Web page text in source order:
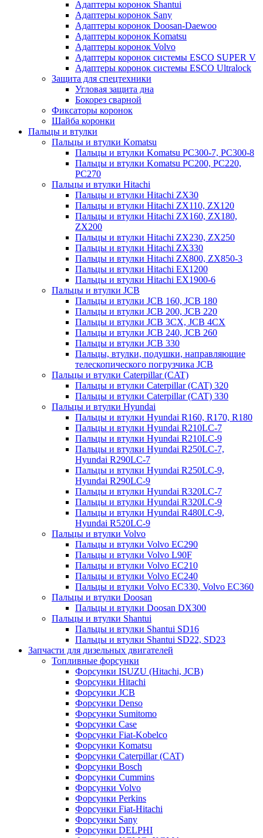
Адаптеры коронок Shantui
Адаптеры коронок Sany
Адаптеры коронок Doosan-Daewoo
Адаптеры коронок Komatsu
Адаптеры коронок Volvo
Адаптеры коронок системы ESCO SUPER V
Адаптеры коронок системы ESCO Ultralock
Защита для спецтехники
Угловая защита дна
Бокорез сварной
Фиксаторы коронок
Шайба коронки
Пальцы и втулки
Пальцы и втулки Komatsu
Пальцы и втулки Komatsu PC300-7, PC300-8
Пальцы и втулки Komatsu PC200, PC220,
PC270
Пальцы и втулки Hitachi
Пальцы и втулки Hitachi ZX30
Пальцы и втулки Hitachi ZX110, ZX120
Пальцы и втулки Hitachi ZX160, ZX180,
ZX200
Пальцы и втулки Hitachi ZX230, ZX250
Пальцы и втулки Hitachi ZX330
Пальцы и втулки Hitachi ZX800, ZX850-3
Пальцы и втулки Hitachi EX1200
Пальцы и втулки Hitachi EX1900-6
Пальцы и втулки JCB
Пальцы и втулки JCB 160, JCB 180
Пальцы и втулки JCB 200, JCB 220
Пальцы и втулки JCB 3CX, JCB 4CX
Пальцы и втулки JCB 240, JCB 260
Пальцы и втулки JCB 330
Пальцы, втулки, подушки, направляющие
телескопического погрузчика JCB
Пальцы и втулки Caterpillar (CAT)
Пальцы и втулки Caterpillar (CAT) 320
Пальцы и втулки Caterpillar (CAT) 330
Пальцы и втулки Hyundai
Пальцы и втулки Hyundai R160, R170, R180
Пальцы и втулки Hyundai R210LC-7
Пальцы и втулки Hyundai R210LC-9
Пальцы и втулки Hyundai R250LC-7,
Hyundai R290LC-7
Пальцы и втулки Hyundai R250LC-9,
Hyundai R290LC-9
Пальцы и втулки Hyundai R320LC-7
Пальцы и втулки Hyundai R320LC-9
Пальцы и втулки Hyundai R480LC-9,
Hyundai R520LC-9
Пальцы и втулки Volvo
Пальцы и втулки Volvo EC290
Пальцы и втулки Volvo L90F
Пальцы и втулки Volvo EC210
Пальцы и втулки Volvo EC240
Пальцы и втулки Volvo EC330, Volvo EC360
Пальцы и втулки Doosan
Пальцы и втулки Doosan DX300
Пальцы и втулки Shantui
Пальцы и втулки Shantui SD16
Пальцы и втулки Shantui SD22, SD23
Запчасти для дизельных двигателей
Топливные форсунки
Форсунки ISUZU (Hitachi, JCB)
Форсунки Hitachi
Форсунки JCB
Форсунки Denso
Форсунки Sumitomo
Форсунки Case
Форсунки Fiat-Kobelco
Форсунки Komatsu
Форсунки Caterpillar (CAT)
Форсунки Bosch
Форсунки Cummins
Форсунки Volvo
Форсунки Perkins
Форсунки Fiat-Hitachi
Форсунки Sany
Форсунки DELPHI